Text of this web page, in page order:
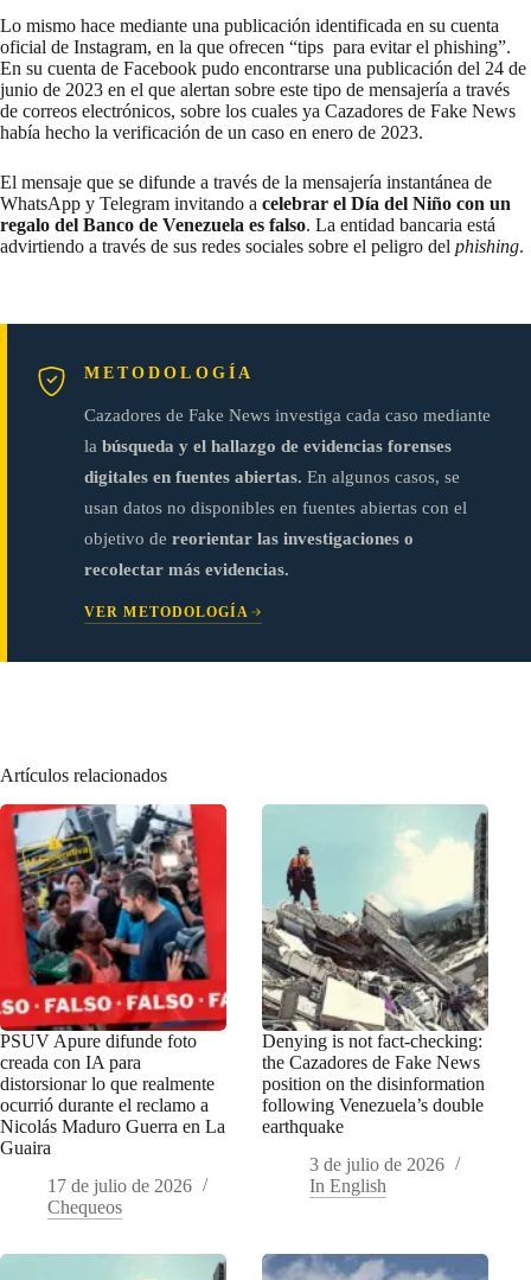
Lo mismo hace mediante una publicación identificada en su cuenta
oficial de Instagram, en la que ofrecen “tips para evitar el phishing”.
En su cuenta de Facebook pudo encontrarse una publicación del 24 de
junio de 2023 en el que alertan sobre este tipo de mensajería a través
de correos electrónicos, sobre los cuales ya Cazadores de Fake News
había hecho la verificación de un caso en enero de 2023.
El mensaje que se difunde a través de la mensajería instantánea de
WhatsApp y Telegram invitando a celebrar el Día del Niño con un
regalo del Banco de Venezuela es falso. La entidad bancaria está
advirtiendo a través de sus redes sociales sobre el peligro del phishing.
METODOLOGÍA
Cazadores de Fake News investiga cada caso mediante
la búsqueda y el hallazgo de evidencias forenses
digitales en fuentes abiertas. En algunos casos, se
usan datos no disponibles en fuentes abiertas con el
objetivo de reorientar las investigaciones o
recolectar más evidencias.
VER METODOLOGÍA
Artículos relacionados
PSUV Apure difunde foto
creada con IA para
distorsionar lo que realmente
ocurrió durante el reclamo a
Nicolás Maduro Guerra en La
Guaira
17 de julio de 2026
Chequeos
Denying is not fact-checking:
the Cazadores de Fake News
position on the disinformation
following Venezuela’s double
earthquake
3 de julio de 2026
In English